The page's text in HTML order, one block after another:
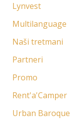
Lynvest
Multilanguage
Naši tretmani
Partneri
Promo
Rent'a'Camper
Urban Baroque